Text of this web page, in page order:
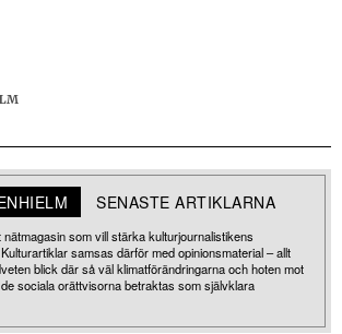
SENASTE ARTIKLARNA
som vill stärka kulturjournalistikens
samsas därför med opinionsmaterial – allt
blick där så väl klimatförändringarna och hoten mot
sociala orättvisorna betraktas som självklara